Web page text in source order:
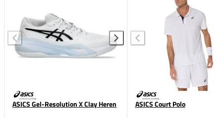
ASICS Gel-Resolution X Clay Heren ASICS Court Polo